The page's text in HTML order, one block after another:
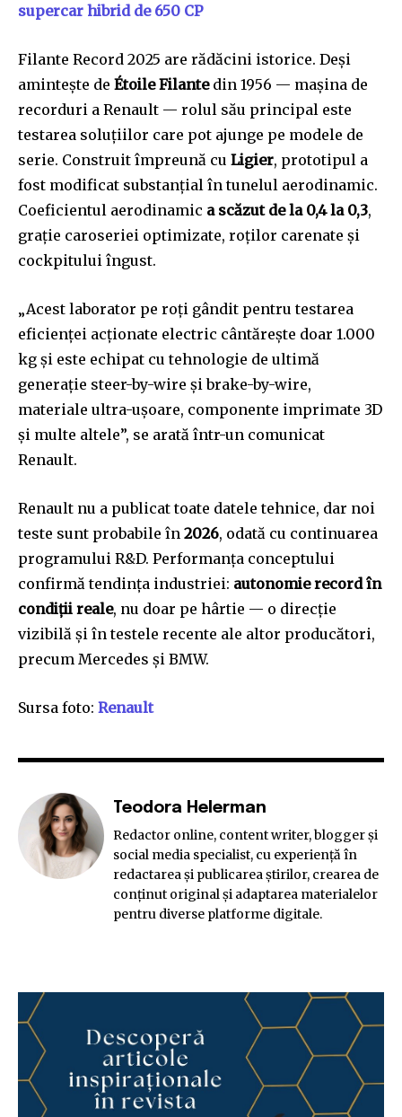
supercar hibrid de 650 CP
Filante Record 2025 are rădăcini istorice. Deși
amintește de Étoile Filantedin 1956 — mașina de
recorduri a Renault — rolul său principal este
testarea soluțiilor care pot ajunge pe modele de
serie. Construit împreună cu Ligier, prototipul a
fost modificat substanțial în tunelul aerodinamic.
Coeficientul aerodinamic a scăzut de la 0,4 la 0,3,
grație caroseriei optimizate, roților carenate și
cockpitului îngust.
„Acest laborator pe roți gândit pentru testarea
eficienței acționate electric cântărește doar 1.000
kg și este echipat cu tehnologie de ultimă
generație steer-by-wire și brake-by-wire,
materiale ultra-ușoare, componente imprimate 3D
și multe altele”, se arată într-un comunicat
Renault.
Renault nu a publicat toate datele tehnice, dar noi
teste sunt probabile în 2026, odată cu continuarea
programului R&D. Performanța conceptului
confirmă tendința industriei: autonomie record în
condiții reale, nu doar pe hârtie — o direcție
vizibilă și în testele recente ale altor producători,
precum Mercedes și BMW.
Sursa foto: Renault
Teodora Helerman
Redactor online, content writer, blogger și
social media specialist, cu experiență în
redactarea și publicarea știrilor, crearea de
conținut original și adaptarea materialelor
pentru diverse platforme digitale.